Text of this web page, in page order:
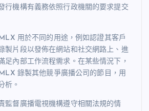
行機構有義務依照行政機關的要求提交
用於不同的用途，例如認證其客戶
製片段以發佈在網站和社交網路上、進
足內部工作流程需求。在某些情況下，
錄製其他競爭廣播公司的節目，用
析。
監督廣播電視機構遵守相關法規的情